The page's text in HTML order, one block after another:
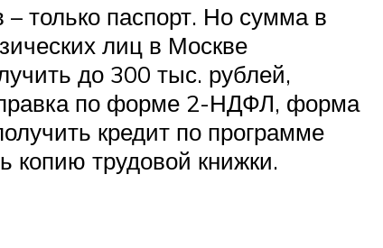
только паспорт. Но сумма в
лиц в Москве
до 300 тыс. рублей,
по форме 2-НДФЛ, форма
кредит по программе
копию трудовой книжки.